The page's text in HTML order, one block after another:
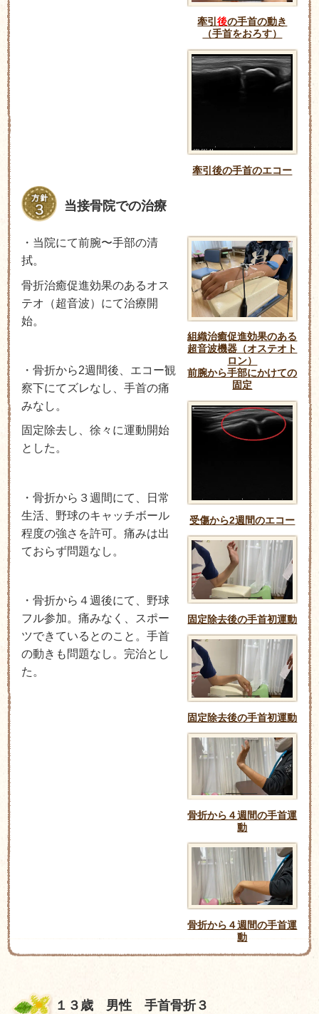
牽引後の手首の動き
（手首をおろす）
牽引後の手首のエコー
当接骨院での治療
組織治癒促進効果のある
超音波機器（オステオト
ロン）
前腕から手部にかけての
固定
受傷から2週間のエコー
固定除去後の手首初運動
固定除去後の手首初運動
骨折から４週間の手首運
動
骨折から４週間の手首運
動
・当院にて前腕〜手部の清
拭。
骨折治癒促進効果のあるオス
テオ（超音波）にて治療開
始。
・骨折から2週間後、エコー観
察下にてズレなし、手首の痛
みなし。
固定除去し、徐々に運動開始
とした。
・骨折から３週間にて、日常
生活、野球のキャッチボール
程度の強さを許可。痛みは出
ておらず問題なし。
・骨折から４週後にて、野球
フル参加。痛みなく、スポー
ツできているとのこと。手首
の動きも問題なし。完治とし
た。
１３歳 男性 手首骨折３